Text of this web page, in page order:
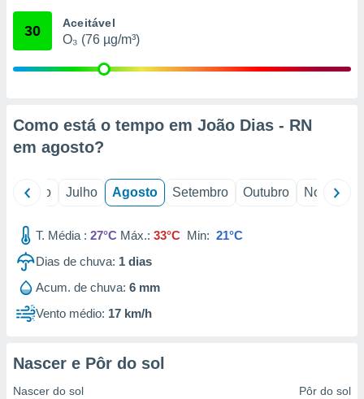
através
1199
30 Aceitável
O₃ (76 µg/m³)
Como está o tempo em João Dias - RN
em agosto?
Junho Julho Agosto Setembro Outubro Novembro
T. Média : 27°C Máx.: 33°C Min: 21°C
Dias de chuva: 1 dias
Acum. de chuva: 6 mm
Vento médio: 17 km/h
Nascer e Pôr do sol
Nascer do sol Pôr do sol